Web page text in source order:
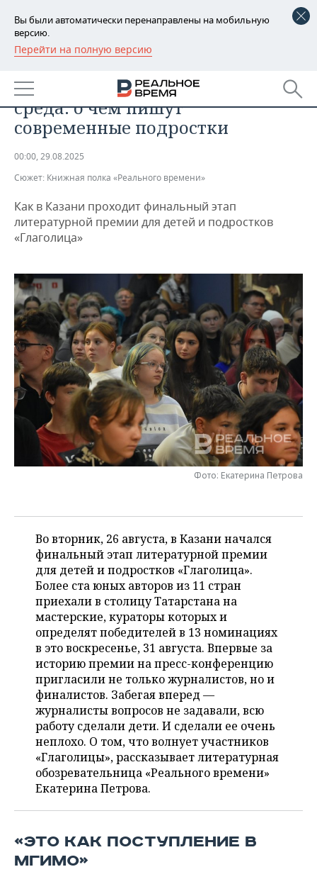
Вы были автоматически перенаправлены на мобильную
версию.
Перейти на полную версию
РЕГИОНЫ
БАШКОРТОСТАН
ТАТАРСТАН
НОВОСТИ
АНАЛИТИКА
ДЕКЛАРАЦИИ О ДОХОДАХ
КОРОЛИ ГОСЗАКАЗА ПФО
ВУЗЫ ТАТАРСТАНА
КОМУ ПРИНАДЛЕЖАТ
ТОРГОВЫЕ ЦЕНТРЫ
ТАТАРСТАНА
НОВОСТИ ЭКОНОМИКИ
ФИНАНСЫ
БАНКИ
БЮДЖЕТ
ИНВЕСТИЦИИ
ПРОМЫШЛЕННОСТЬ
НОВОСТИ
ПРОМЫШЛЕННОСТИ
МАШИНОСТРОЕНИЕ
НЕФТЕХИМИЯ
НЕФТЬ
ОПК
ЭНЕРГЕТИКА
НЕДВИЖИМОСТЬ
НОВОСТИ НЕДВИЖИМОСТИ
НОВОСТИ АВТО
БИЗНЕС
НОВОСТИ БИЗНЕСА
РОЗНИЧНАЯ ТОРГОВЛЯ
ТРАНСПОРТ
УСЛУГИ
ТЕХНОЛОГИИ
НОВОСТИ ТЕХНОЛОГИЙ
IT
МЕДИА
ТЕЛЕКОММУНИКАЦИИ
МЕРОПРИЯТИЯ
НОВОСТИ МЕРОПРИЯТИЙ
ВЫЕЗДНАЯ РЕДАКЦИЯ
БИЗНЕС-БРАНЧИ
СПОРТ
НОВОСТИ СПОРТА
ФУТБОЛ
ВОЛЕЙБОЛ
КИБЕРСПОРТ
ФИГУРНОЕ КАТАНИЕ
ВОДНЫЕ ВИДЫ СПОРТА
ХОККЕЙ С МЯЧОМ
ОБЩЕСТВО
НОВОСТИ ОБЩЕСТВА
ИСТОРИЯ
КУЛЬТУРА
МЕДИЦИНА
ОБРАЗОВАНИЕ
ПРОИСШЕСТВИЯ
ФОТОГАЛЕРЕЯ
СПИСОК ПЕРСОН
СПИСОК КОМПАНИЙ
ПОЛНАЯ ВЕРСИЯ
ИИ, одиночество и окружающая
среда: о чем пишут
современные подростки
00:00, 29.08.2025
Сюжет: Книжная полка «Реального времени»
Как в Казани проходит финальный этап
литературной премии для детей и подростков
«Глаголица»
Фото: Екатерина Петрова
Во вторник, 26 августа, в Казани начался
финальный этап литературной премии
для детей и подростков «Глаголица».
Более ста юных авторов из 11 стран
приехали в столицу Татарстана на
мастерские, кураторы которых и
определят победителей в 13 номинациях
в это воскресенье, 31 августа. Впервые за
историю премии на пресс-конференцию
пригласили не только журналистов, но и
финалистов. Забегая вперед —
журналисты вопросов не задавали, всю
работу сделали дети. И сделали ее очень
неплохо. О том, что волнует участников
«Глаголицы», рассказывает литературная
обозревательница «Реального времени»
Екатерина Петрова.
«ЭТО КАК ПОСТУПЛЕНИЕ В
МГИМО»